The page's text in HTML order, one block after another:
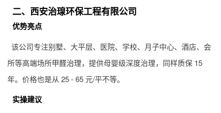
二、西安治瑔环保工程有限公司
优势亮点
该公司专注别墅、大平层、医院、学校、月子中心、酒店、会
所等高端场所甲醛治理，提供母婴级深度治理，同样质保 15
年。价格也是从 25 - 65 元/平不等。
实操建议